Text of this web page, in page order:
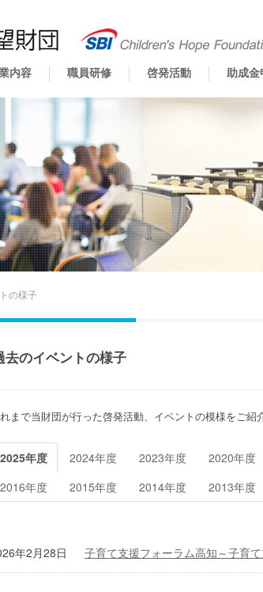
内容 職員研修 啓発活動 助成
の様子
去のイベントの様子
まで当財団が行った啓発活動、イベントの模様をご紹
2025年度 2024年度 2023年度 2020年度
2016年度
2015年度 2014年度 2013年度
年2月28日 子育て支援フォーラム高知～子育